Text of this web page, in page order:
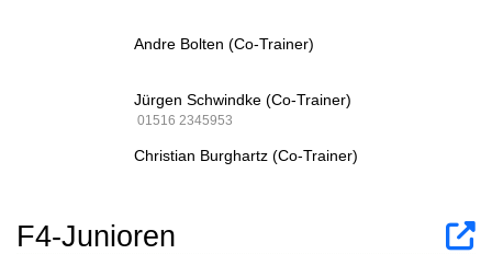
Andre Bolten (Co-Trainer)
Jürgen Schwindke (Co-Trainer)
01516 2345953
Christian Burghartz (Co-Trainer)
F4-Junioren